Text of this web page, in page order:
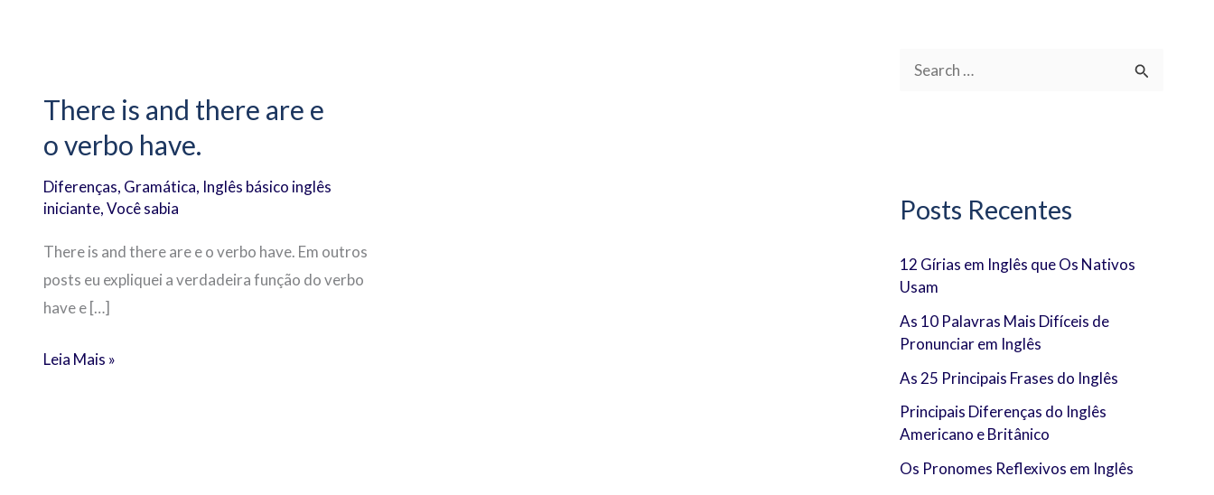
There is and there are e
o verbo have.
Diferenças, Gramática, Inglês básico inglês
iniciante,Você sabia
There is and there are e o verbo have. Em outros
posts eu expliquei a verdadeira função do verbo
have e […]
and
there
e
have.
Leia Mais »
u
s
a
r
p
o
r
:
Posts Recentes
12 Gírias em Inglês que Os Nativos
Usam
As 10 Palavras Mais Difíceis de
Pronunciar em Inglês
As 25 Principais Frases do Inglês
Principais Diferenças do Inglês
Americano e Britânico
Os Pronomes Reflexivos em Inglês